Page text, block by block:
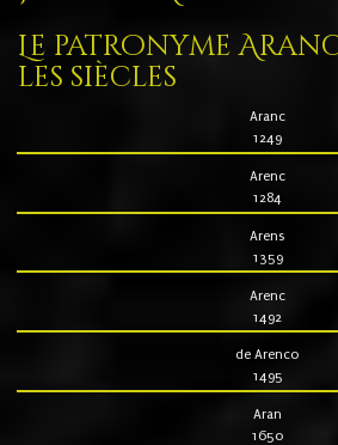
Le patronyme
les siècles
Aranc
1249
Arenc
1284
Arens
1359
Arenc
1492
de Arenco
1495
Aran
1650